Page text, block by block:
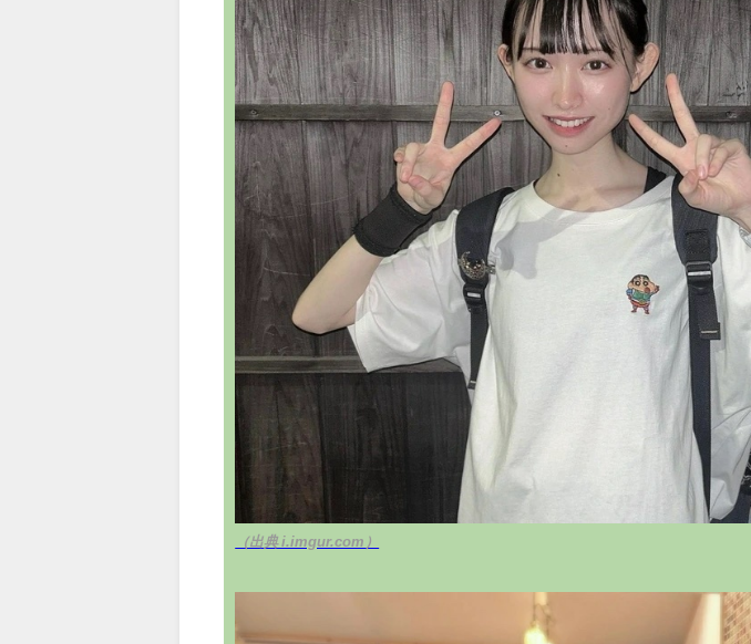
（出典 i.imgur.com）